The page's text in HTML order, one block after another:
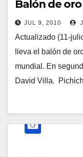
Balón de
JUL 9, 2010
Actualizado (11-
lleva el balón de
mundial. En
David Villa.